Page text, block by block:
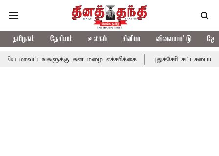
தமிழகம் தேசியம் உலகம் சினிமா விளையாட்டு
கன மழை எச்சரிக்கை புதுச்சேரி சட்டசபையில் வரும்